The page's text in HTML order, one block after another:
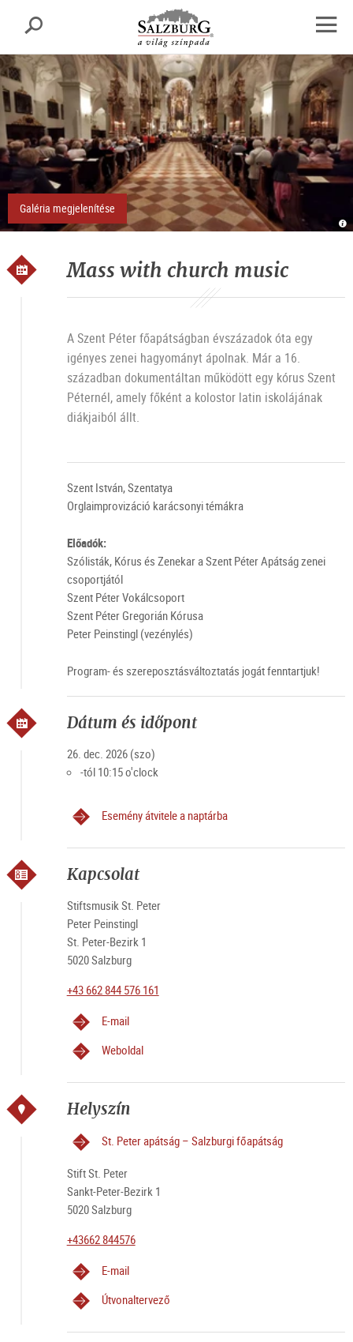
sr.skipnav.Zum
Inhalt
springen
sr.skipnav.Zum
Hauptmenü
springen
sr.skipnav.Zu
den
Kontaktinformationen
Keresés
Galéria megjelenítése
Mass with church music
A Szent Péter főapátságban évszázadok óta egy
igényes zenei hagyományt ápolnak. Már a 16.
században dokumentáltan működött egy kórus Szent
Péternél, amely főként a kolostor latin iskolájának
diákjaiból állt.
Szent István, Szentatya
Orglaimprovizáció karácsonyi témákra
Előadók:
Szólisták, Kórus és Zenekar a Szent Péter Apátság zenei
csoportjától
Szent Péter Vokálcsoport
Szent Péter Gregorián Kórusa
Peter Peinstingl (vezénylés)
Program- és szereposztásváltoztatás jogát fenntartjuk!
Dátum és időpont
26. dec. 2026 (szo)
-tól 10:15 o'clock
Esemény átvitele a naptárba
Kapcsolat
Stiftsmusik St. Peter
Peter Peinstingl
St. Peter-Bezirk 1
5020 Salzburg
+43 662 844 576 161
E-mail
Weboldal
Helyszín
St. Peter apátság – Salzburgi főapátság
Stift St. Peter
Sankt-Peter-Bezirk 1
5020 Salzburg
+43662 844576
E-mail
Útvonaltervező